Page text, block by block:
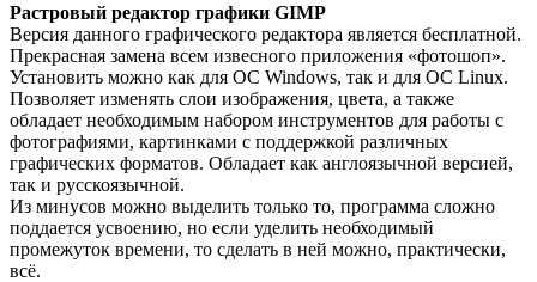
Растровый редактор графики GIMP
Версия данного графического редактора является бесплатной.
Прекрасная замена всем извесного приложения «фотошоп».
Установить можно как для ОС Windows, так и для ОС Linux.
Позволяет изменять слои изображения, цвета, а также
обладает необходимым набором инструментов для работы с
фотографиями, картинками с поддержкой различных
графических форматов. Обладает как англоязычной версией,
так и русскоязычной.
Из минусов можно выделить только то, программа сложно
поддается усвоению, но если уделить необходимый
промежуток времени, то сделать в ней можно, практически,
всё.